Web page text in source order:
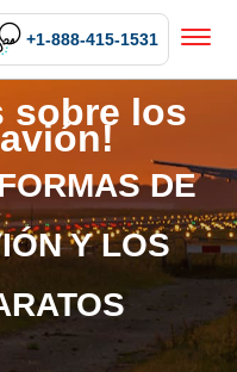
+1-888-415-1531
sobre los
DE
Y LOS